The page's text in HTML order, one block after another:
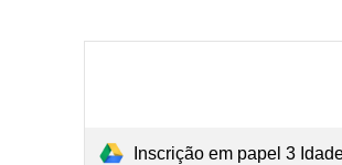
Inscrição em papel 3